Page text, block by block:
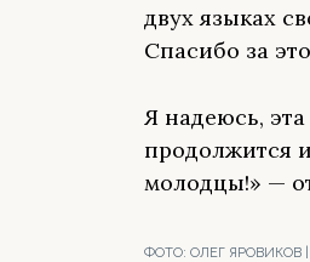
двух языках
Спасибо за
Я надеюсь,
продолжится
молодцы!» —
ФОТО: ОЛЕГ